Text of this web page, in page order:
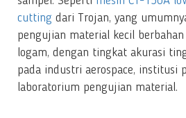
cutting dari Trojan, yang
pengujian material kecil
logam, dengan tingkat akurasi
pada industri aerospace, institusi
laboratorium pengujian material.